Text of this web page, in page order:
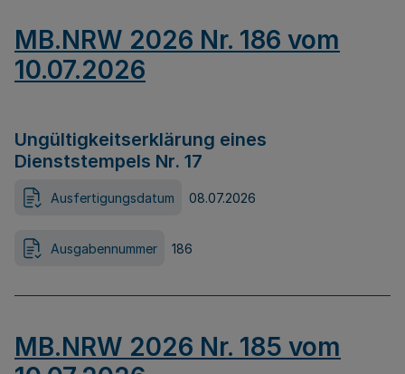
MB.NRW 2026 Nr. 186 vom
10.07.2026
Ungültigkeitserklärung eines
Dienststempels Nr. 17
Ausfertigungsdatum 08.07.2026
Ausgabennummer 186
MB.NRW 2026 Nr. 185 vom